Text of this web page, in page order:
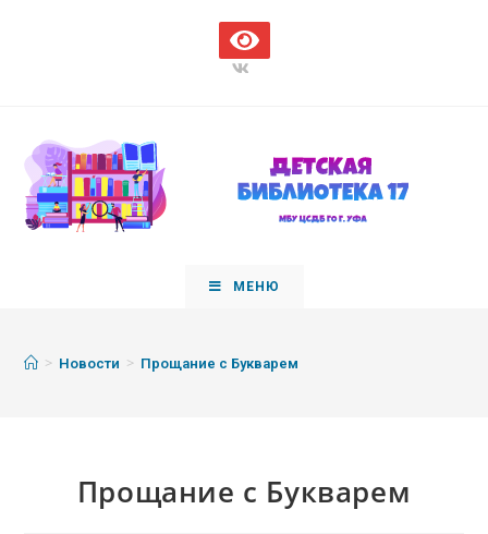
МЕНЮ
> Новости > Прощание с Букварем
Прощание с Букварем